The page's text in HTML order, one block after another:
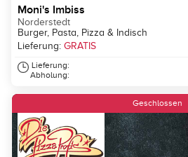
Moni's Imbiss
Norderstedt
Burger, Pasta, Pizza & Indisch
Lieferung: GRATIS
Lieferung:
Abholung:
Geschlossen